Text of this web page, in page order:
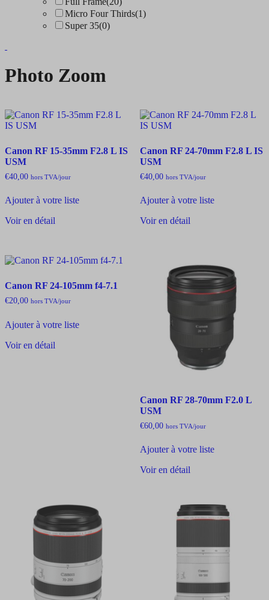
Micro Four Thirds(1)
Super 35(0)
Photo Zoom
Canon RF 15-35mm F2.8 L IS
USM
€40,00 hors TVA/jour
Ajouter à votre liste
Voir en détail
Canon RF 24-70mm F2.8 L IS
USM
€40,00 hors TVA/jour
Ajouter à votre liste
Voir en détail
Canon RF 24-105mm f4-7.1
€20,00 hors TVA/jour
Ajouter à votre liste
Voir en détail
Canon RF 28-70mm F2.0 L
USM
€60,00 hors TVA/jour
Ajouter à votre liste
Voir en détail